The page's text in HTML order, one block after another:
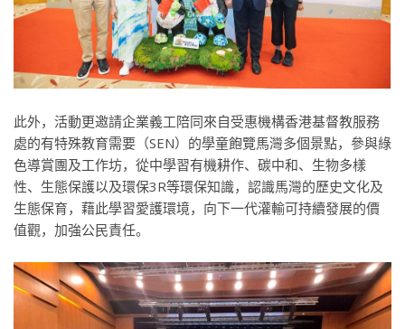
此外，活動更邀請企業義工陪同來自受惠機構香港基督教服務
處的有特殊教育需要（SEN）的學童飽覽馬灣多個景點，參與綠
色導賞團及工作坊，從中學習有機耕作、碳中和、生物多樣
性、生態保護以及環保3R等環保知識，認識馬灣的歷史文化及
生態保育，藉此學習愛護環境，向下一代灌輸可持續發展的價
值觀，加強公民責任。